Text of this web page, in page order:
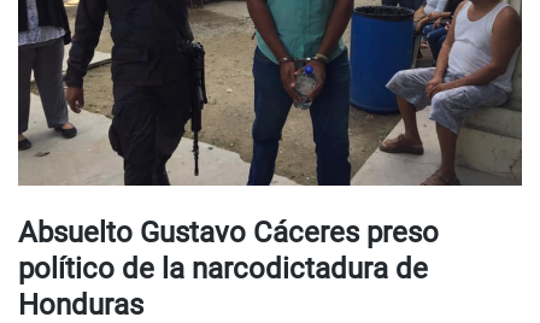
Absuelto Gustavo Cáceres preso
político de la narcodictadura de
Honduras